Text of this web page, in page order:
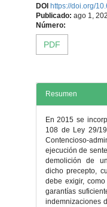
principal
del
DOI https://doi.org/
Publicado: ago 1,
Número:
PDF
Resumen
En 2015 se
108 de Ley 29/
Contencioso-
ejecución de
demolición de
dicho precepto,
debe exigir,
garantías
indemnizaciones